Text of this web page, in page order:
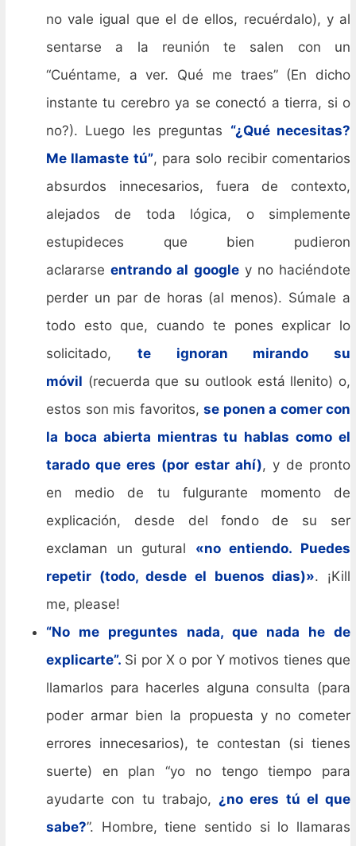
no vale igual que el de ellos, recuérdalo), y al
sentarse a la reunión te salen con un
“Cuéntame, a ver. Qué me traes” (En dicho
instante tu cerebro ya se conectó a tierra, si o
no?). Luego les preguntas “¿Qué necesitas?
Me llamaste tú”, para solo recibir comentarios
absurdos innecesarios, fuera de contexto,
alejados de toda lógica, o simplemente
estupideces que bien pudieron
aclararseentrando al googley no haciéndote
perder un par de horas (al menos). Súmale a
todo esto que, cuando te pones explicar lo
solicitado, te ignoran mirando su
móvil (recuerda que su outlook está llenito) o,
estos son mis favoritos, se ponen a comer con
la boca abierta mientras tu hablas como el
tarado que eres (por estar ahí), y de pronto
en medio de tu fulgurante momento de
explicación, desde del fondo de su ser
exclaman un gutural «no entiendo. Puedes
repetir (todo, desde el buenos dias)». ¡Kill
me, please!
“No me preguntes nada, que nada he de
explicarte”. Si por X o por Y motivos tienes que
llamarlos para hacerles alguna consulta (para
poder armar bien la propuesta y no cometer
errores innecesarios), te contestan (si tienes
suerte) en plan “yo no tengo tiempo para
ayudarte con tu trabajo, ¿no eres tú el que
sabe?”. Hombre, tiene sentido si lo llamaras